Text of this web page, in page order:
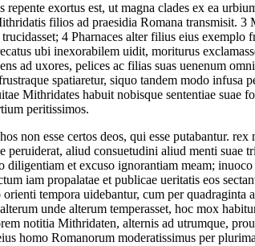
exortus est, ut magna clades ex ea
filios ad praesidia Romana transmisit. 3
4 Pharnaces alter filius eius exemplo
ubi inexorabilem uidit, moriturus
ad uxores, pelices ac filias suas uenenum
spatiaretur, siquo tandem modo
Mithridates habuit nobisque sententiae suae
peritissimos.
non esse certos deos, qui esse putabantur.
peruiderat, aliud consuetudini aliud menti suae
et excuso ignorantiam meam;
iam propalatae et publicae ueritatis eos
tempora uidebantur, cum per
unde alterum temperasset, hoc mox
notitia Mithridaten, alternis ad utrumque,
homo Romanorum moderatissimus per